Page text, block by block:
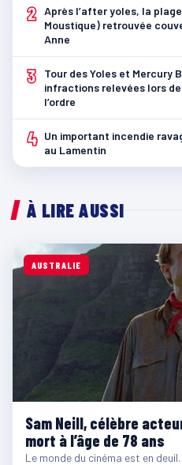
2 Après l’after yoles, la
Moustique) retrouvée
Anne
3
Tour des Yoles et Mercury
infractions relevées lors
l’ordre
4 Un important incendie
au Lamentin
À LIRE AUSSI
AUSTRALIE
Sam Neill, célèbre
mort à l’âge de 78 ans
Le monde du cinéma est en